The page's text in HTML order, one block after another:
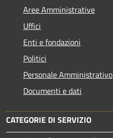
Aree Amministrative
Uffici
Enti e fondazioni
Politici
Personale Amministrativo
Documenti e dati
CATEGORIE DI SERVIZIO